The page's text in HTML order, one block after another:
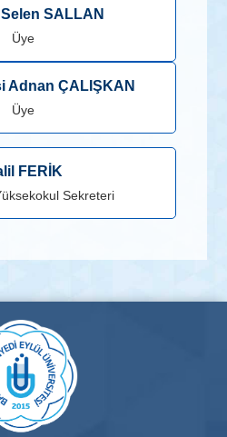
SALLAN
Üye
Adnan ÇALIŞKAN
Üye
FERİK
Sekreteri